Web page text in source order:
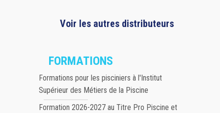
Voir les autres distributeurs
FORMATIONS
Formations pour les pisciniers à l'Institut
Supérieur des Métiers de la Piscine
Formation 2026-2027 au Titre Pro Piscine et